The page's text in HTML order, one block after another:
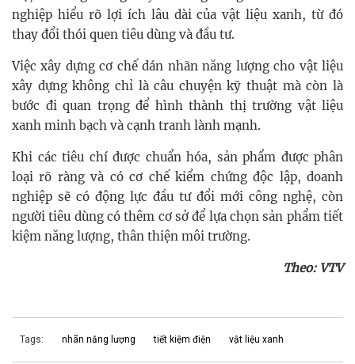
nghiệp hiểu rõ lợi ích lâu dài của vật liệu xanh, từ đó
thay đổi thói quen tiêu dùng và đầu tư.
Việc xây dựng cơ chế dán nhãn năng lượng cho vật liệu
xây dựng không chỉ là câu chuyện kỹ thuật mà còn là
bước đi quan trọng để hình thành thị trường vật liệu
xanh minh bạch và cạnh tranh lành mạnh.
Khi các tiêu chí được chuẩn hóa, sản phẩm được phân
loại rõ ràng và có cơ chế kiểm chứng độc lập, doanh
nghiệp sẽ có động lực đầu tư đổi mới công nghệ, còn
người tiêu dùng có thêm cơ sở để lựa chọn sản phẩm tiết
kiệm năng lượng, thân thiện môi trường.
Theo: VTV
Tags: nhãn năng lượng tiết kiệm điện vật liệu xanh